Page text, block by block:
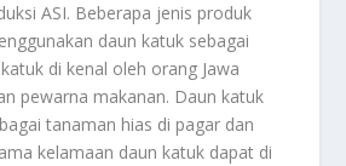
ASI. Beberapa jenis produk
daun katuk sebagai
di kenal oleh orang Jawa
pewarna makanan. Daun katuk
tanaman hias di pagar dan
kelamaan daun katuk dapat di